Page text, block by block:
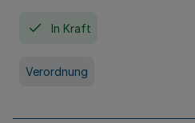
In Kraft
Verordnung